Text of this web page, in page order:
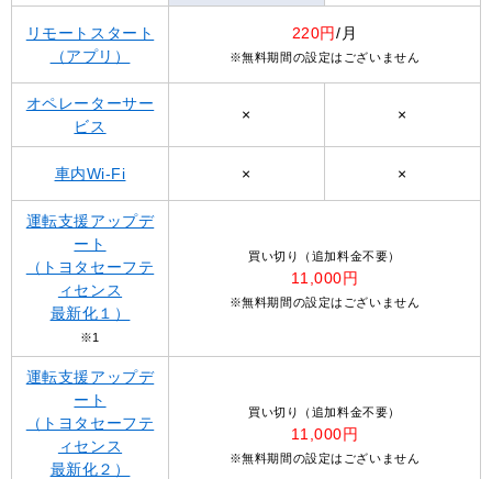
リモートスタート
（アプリ）
220円/月
※無料期間の設定はございません
オペレーターサー
ビス
× ×
車内Wi-Fi × ×
運転支援アップデ
ート
（トヨタセーフテ
ィセンス
最新化１）
※1
買い切り（追加料金不要）
11,000円
※無料期間の設定はございません
運転支援アップデ
ート
（トヨタセーフテ
ィセンス
最新化２）
買い切り（追加料金不要）
11,000円
※無料期間の設定はございません